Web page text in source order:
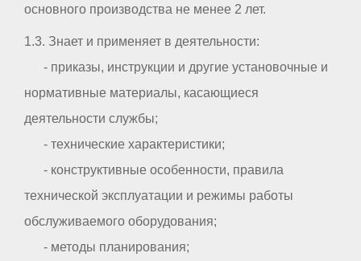
основного производства не менее 2 лет.
1.3. Знает и применяет в деятельности:
- приказы, инструкции и другие установочные и
нормативные материалы, касающиеся
деятельности службы;
- технические характеристики;
- конструктивные особенности, правила
технической эксплуатации и режимы работы
обслуживаемого оборудования;
- методы планирования;